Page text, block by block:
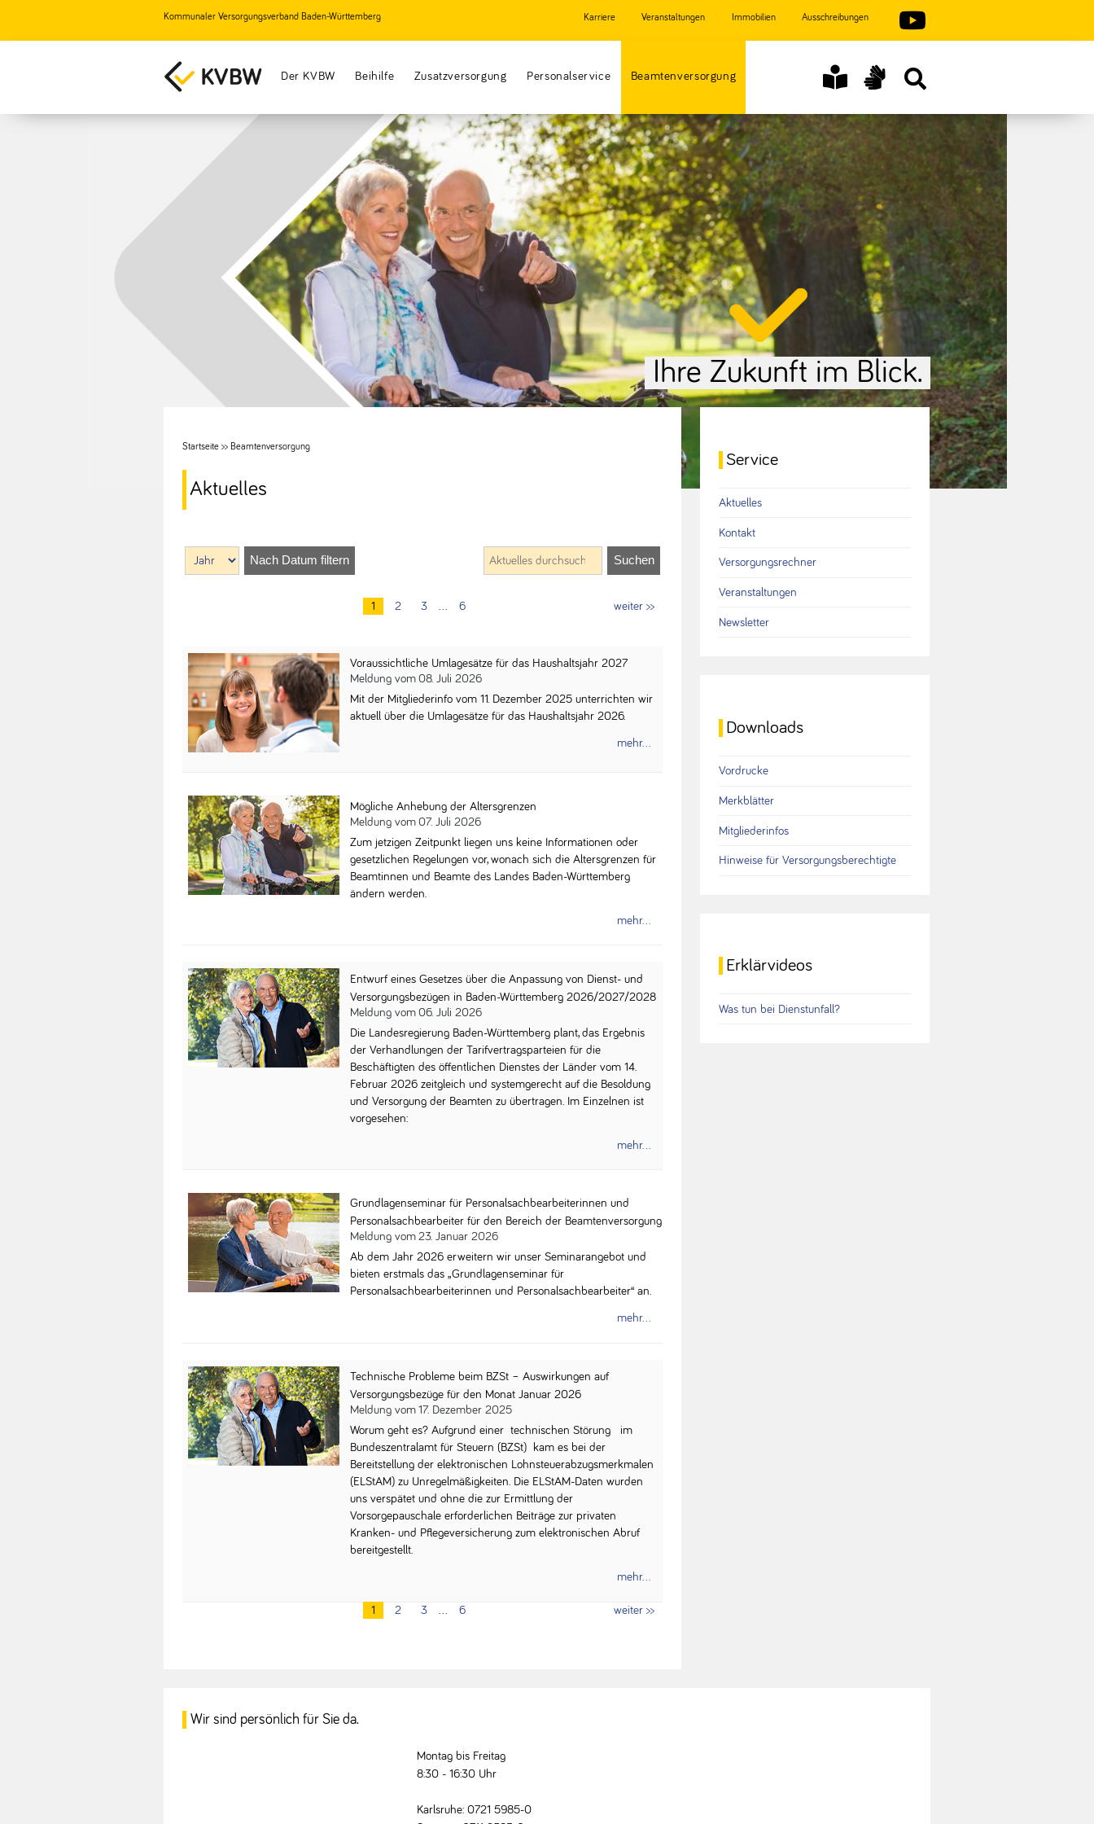
Kommunaler Versorgungsverband Baden-Württemberg Karriere Veranstaltungen Immobilien Ausschreibungen
Der KVBW Beihilfe Zusatzversorgung Personalservice Beamtenversorgung
Ihre Zukunft im Blick.
Startseite>> Beamtenversorgung
Aktuelles
Nach Datum filtern
1 2 3 … 6 weiter >>
Voraussichtliche Umlagesätze für das Haushaltsjahr 2027
Meldung vom 08. Juli 2026
Mit der Mitgliederinfo vom 11. Dezember 2025 unterrichten wir
aktuell über die Umlagesätze für das Haushaltsjahr 2026.
mehr...
Mögliche Anhebung der Altersgrenzen
Meldung vom 07. Juli 2026
Zum jetzigen Zeitpunkt liegen uns keine Informationen oder
gesetzlichen Regelungen vor, wonach sich die Altersgrenzen für
Beamtinnen und Beamte des Landes Baden-Württemberg
ändern werden.
mehr...
Entwurf eines Gesetzes über die Anpassung von Dienst- und
Versorgungsbezügen in Baden-Württemberg 2026/2027/2028
Meldung vom 06. Juli 2026
Die Landesregierung Baden-Württemberg plant, das Ergebnis
der Verhandlungen der Tarifvertragsparteien für die
Beschäftigten des öffentlichen Dienstes der Länder vom 14.
Februar 2026 zeitgleich und systemgerecht auf die Besoldung
und Versorgung der Beamten zu übertragen. Im Einzelnen ist
vorgesehen:
mehr...
Grundlagenseminar für Personalsachbearbeiterinnen und
Personalsachbearbeiter für den Bereich der Beamtenversorgung
Meldung vom 23. Januar 2026
Ab dem Jahr 2026 erweitern wir unser Seminarangebot und
bieten erstmals das „Grundlagenseminar für
Personalsachbearbeiterinnen und Personalsachbearbeiter“ an.
mehr...
Technische Probleme beim BZSt – Auswirkungen auf
Versorgungsbezüge für den Monat Januar 2026
Meldung vom 17. Dezember 2025
Worum geht es? Aufgrund einer technischen Störung im
Bundeszentralamt für Steuern (BZSt) kam es bei der
Bereitstellung der elektronischen Lohnsteuerabzugsmerkmalen
(ELStAM) zu Unregelmäßigkeiten. Die ELStAM-Daten wurden
uns verspätet und ohne die zur Ermittlung der
Vorsorgepauschale erforderlichen Beiträge zur privaten
Kranken- und Pflegeversicherung zum elektronischen Abruf
bereitgestellt.
mehr...
1 2 3 … 6 weiter >>
Service
Aktuelles
Kontakt
Versorgungsrechner
Veranstaltungen
Newsletter
Downloads
Vordrucke
Merkblätter
Mitgliederinfos
Hinweise für Versorgungsberechtigte
Erklärvideos
Was tun bei Dienstunfall?
Wir sind persönlich für Sie da.
Montag bis Freitag
8:30 - 16:30 Uhr
Karlsruhe: 0721 5985-0